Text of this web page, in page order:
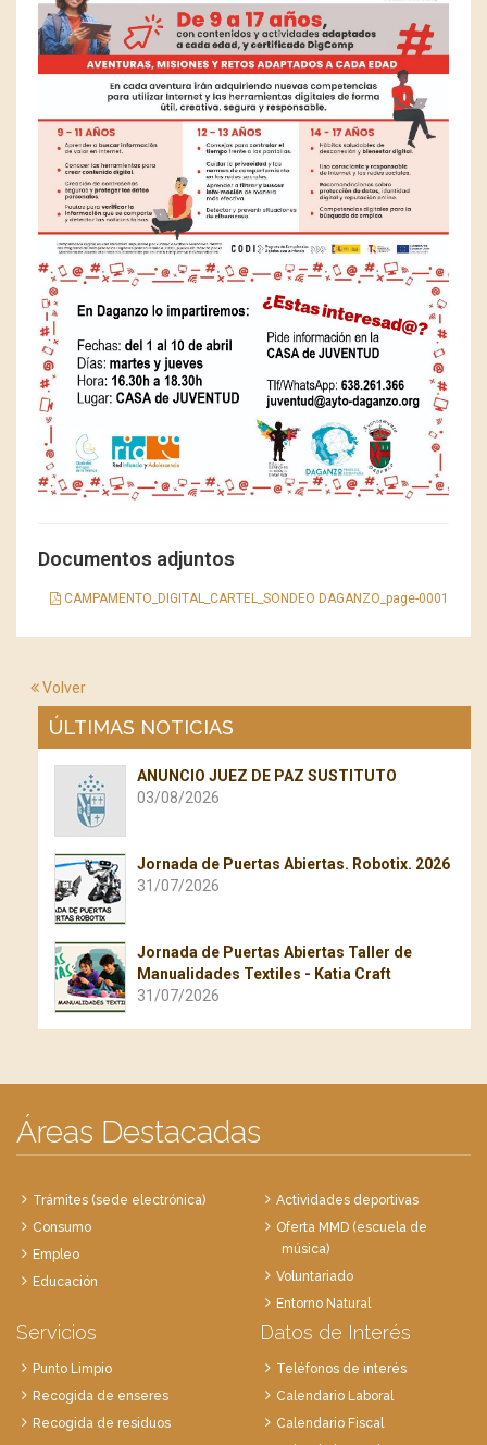
Documentos adjuntos
CAMPAMENTO_DIGITAL_CARTEL_SONDEO DAGANZO_page-0001
Volver
ÚLTIMAS NOTICIAS
ANUNCIO JUEZ DE PAZ SUSTITUTO
03/08/2026
Jornada de Puertas Abiertas. Robotix. 2026
31/07/2026
Jornada de Puertas Abiertas Taller de
Manualidades Textiles - Katia Craft
31/07/2026
Áreas Destacadas
Trámites (sede electrónica)
Consumo
Empleo
Educación
Actividades deportivas
Oferta MMD (escuela de
música)
Voluntariado
Entorno Natural
Servicios
Punto Limpio
Recogida de enseres
Recogida de residuos
Datos de Interés
Teléfonos de interés
Calendario Laboral
Calendario Fiscal